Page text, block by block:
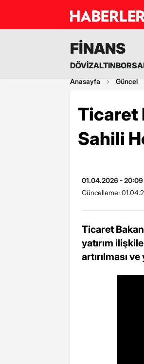
FİNANS
DÖVİZALTINBORSA
Anasayfa Güncel
Ticaret
Sahili
01.04.2026 - 20:09
Güncelleme:
Ticaret
yatırım
artırılması